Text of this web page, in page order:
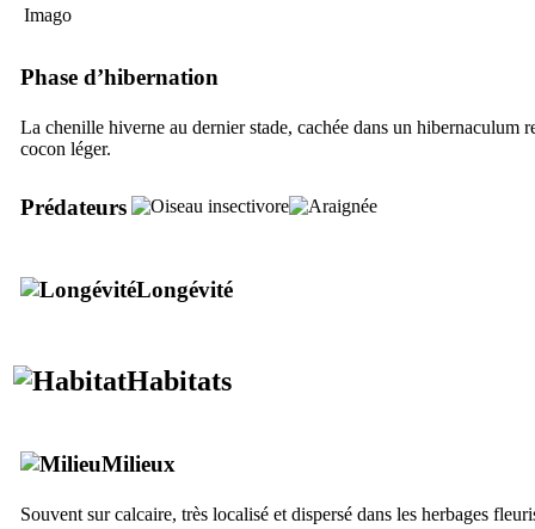
Imago
Phase d’hibernation
La chenille hiverne au dernier stade, cachée dans un hibernaculum
cocon léger.
Prédateurs
Longévité
Habitats
Milieux
Souvent sur calcaire, très localisé et dispersé dans les herbages